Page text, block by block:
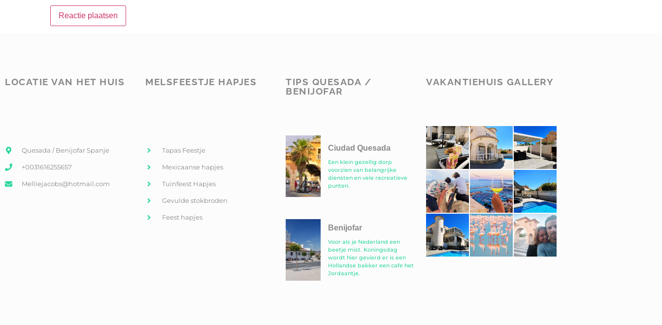
LOCATIE VAN HET HUIS
Quesada / Benijofar Spanje
+0031616255657
Melliejacobs@hotmail.com
MELSFEESTJE HAPJES
Tapas Feestje
Mexicaanse hapjes
Tuinfeest Hapjes
Gevulde stokbroden
Feest hapjes
TIPS QUESADA /
BENIJOFAR
Ciudad Quesada
Een klein gezellig dorp
voorzien van belangrijke
diensten en vele recreatieve
punten.
Benijofar
Voor als je Nederland een
beetje mist. Koningsdag
wordt hier gevierd er is een
Hollandse bakker een cafe het
Jordaantje.
VAKANTIEHUIS GALLERY